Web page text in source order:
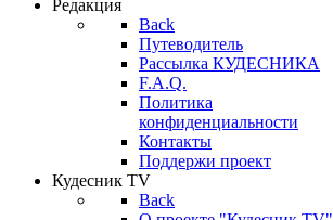
Редакция
Back
Путеводитель
Рассылка КУДЕСНИКА
F.A.Q.
Политика
конфиденциальности
Контакты
Поддержи проект
Кудесник TV
Back